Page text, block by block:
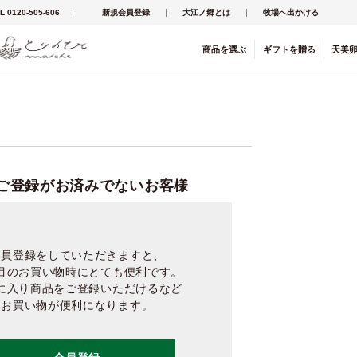
0120-505-606 新規会員登録 大江ノ郷とは 牧場へ出かける
商品を選ぶ ギフト を贈る 天美
登録がお済みでないお客様
登録をしていただきますと、
のお買い物時にとても便利です。
入り商品をご登録いただけるなど
お買い物が便利になります。